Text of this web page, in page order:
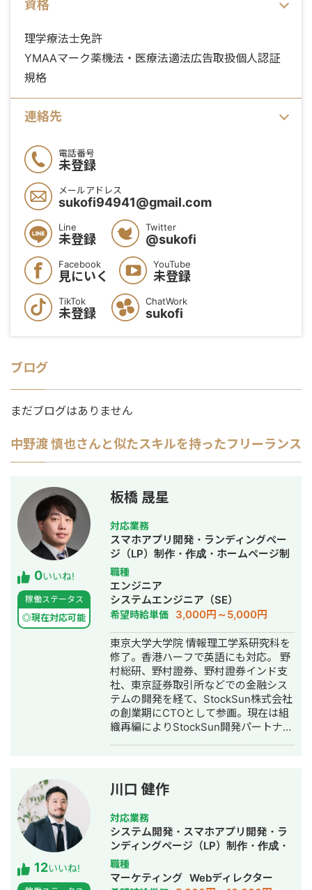
資格
理学療法士免許
YMAAマーク薬機法・医療法適法広告取扱個人認証
規格
連絡先
電話番号
未登録
メールアドレス
sukofi94941@gmail.com
Line
未登録
Twitter
@sukofi
Facebook
見にいく
YouTube
未登録
TikTok
未登録
ChatWork
sukofi
ブログ
まだブログはありません
中野渡 慎也さんと似たスキルを持ったフリーランス
0いいね!
稼働ステータス
◎現在対応可能
板橋 晟星
対応業務
スマホアプリ開発・ランディングペー
ジ（LP）制作・作成・ホームページ制
作・作成・バナー制作・デザイン・漫
画制作・AI活用
職種
エンジニア
システムエンジニア（SE）
希望時給単価 3,000円～5,000円
東京大学大学院 情報理工学系研究科を
修了。香港ハーフで英語にも対応。 野
村総研、野村證券、野村證券インド支
社、東京証券取引所などでの金融シス
テムの開発を経て、StockSun株式会社
の創業期にCTOとして参画。現在は組
織再編によりStockSun開発パートナー
ンス名鑑、マッチングアプリのフェリ
恋、年収チャンネルの転職者と企業の
マッチングサービスである年収スカウ
トなど数十のサービスを1人でサクっと
開発。近年はChatGPTを用いたチャッ
トボットやパワポスライド自動生成シ
ステム等、AIを活用したシステムも多
数開発している。 チームを組んで複数
12いいね!
川口 健作
対応業務
システム開発・スマホアプリ開発・ラ
ンディングページ（LP）制作・作成・
Youtubeチャンネル運営代行・立ち上
げ・ECサイト構築・ネットショップ作
職種
マーケティング Webディレクター